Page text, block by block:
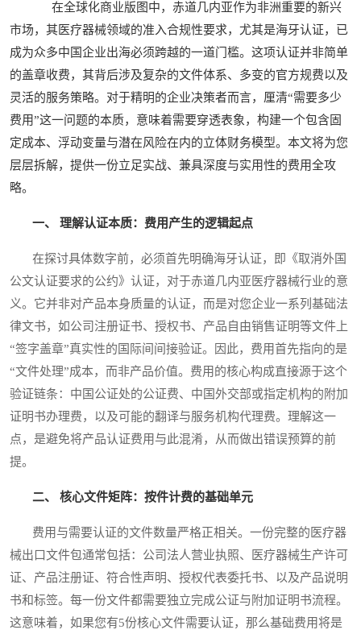
在全球化商业版图中，赤道几内亚作为非洲重要的新兴
市场，其医疗器械领域的准入合规性要求，尤其是海牙认证，已
成为众多中国企业出海必须跨越的一道门槛。这项认证并非简单
的盖章收费，其背后涉及复杂的文件体系、多变的官方规费以及
灵活的服务策略。对于精明的企业决策者而言，厘清“需要多少
费用”这一问题的本质，意味着需要穿透表象，构建一个包含固
定成本、浮动变量与潜在风险在内的立体财务模型。本文将为您
层层拆解，提供一份立足实战、兼具深度与实用性的费用全攻
略。
一、 理解认证本质：费用产生的逻辑起点
在探讨具体数字前，必须首先明确海牙认证，即《取消外国
公文认证要求的公约》认证，对于赤道几内亚医疗器械行业的意
义。它并非对产品本身质量的认证，而是对您企业一系列基础法
律文书，如公司注册证书、授权书、产品自由销售证明等文件上
“签字盖章”真实性的国际间间接验证。因此，费用首先指向的是
“文件处理”成本，而非产品价值。费用的核心构成直接源于这个
验证链条：中国公证处的公证费、中国外交部或指定机构的附加
证明书办理费，以及可能的翻译与服务机构代理费。理解这一
点，是避免将产品认证费用与此混淆，从而做出错误预算的前
提。
二、 核心文件矩阵：按件计费的基础单元
费用与需要认证的文件数量严格正相关。一份完整的医疗器
械出口文件包通常包括：公司法人营业执照、医疗器械生产许可
证、产品注册证、符合性声明、授权代表委托书、以及产品说明
书和标签。每一份文件都需要独立完成公证与附加证明书流程。
这意味着，如果您有5份核心文件需要认证，那么基础费用将是